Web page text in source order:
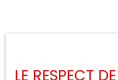
LE RESPECT